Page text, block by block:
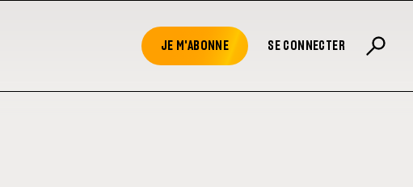
JE M'ABONNE SE CONNECTER